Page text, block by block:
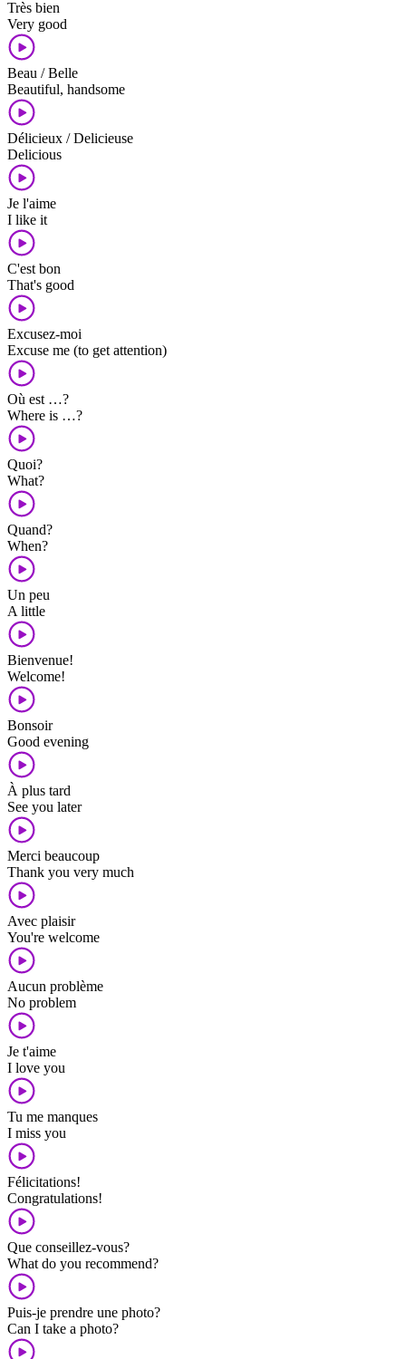
Très bien
Very good
Beau / Belle
Beautiful, handsome
Délicieux / Delicieuse
Delicious
Je l'aime
I like it
C'est bon
That's good
Excusez-moi
Excuse me (to get attention)
Où est …?
Where is …?
Quoi?
What?
Quand?
When?
Un peu
A little
Bienvenue!
Welcome!
Bonsoir
Good evening
À plus tard
See you later
Merci beaucoup
Thank you very much
Avec plaisir
You're welcome
Aucun problème
No problem
Je t'aime
I love you
Tu me manques
I miss you
Félicitations!
Congratulations!
Que conseillez-vous?
What do you recommend?
Puis-je prendre une photo?
Can I take a photo?